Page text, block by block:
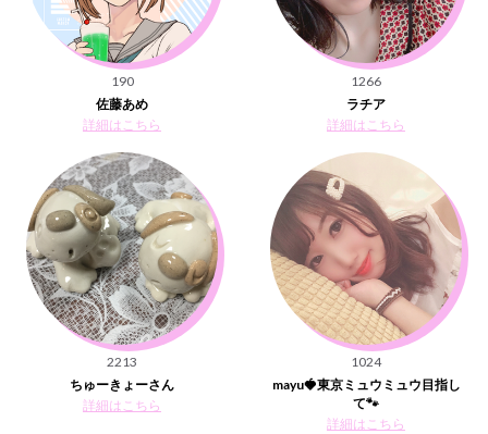
190
佐藤あめ
詳細はこちら
1266
ラチア
詳細はこちら
2213
ちゅーきょーさん
詳細はこちら
1024
mayu🍓東京ミュウミュウ目指し
て🐾
詳細はこちら